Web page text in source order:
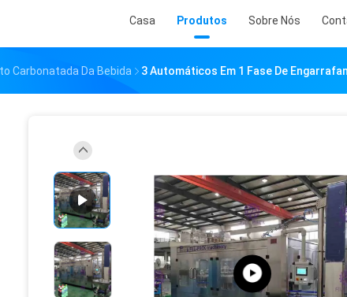
Casa Produtos Sobre Nós
Carbonatada Da Bebida 3 Automáticos Em 1 Fase De